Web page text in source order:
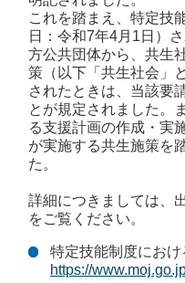
これを踏まえ、特定技
日：令和7年4月1日）
方公共団体から、共生
策（以下「共生社会」
されたときは、当該要
とが規定されました。
る支援計画の作成・実
が実施する共生施策を
た。
詳細につきましては、
をご覧ください。
特定技能制度にお
https://